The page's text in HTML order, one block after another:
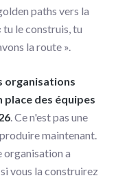
paths vers la
tu le construis, tu
la route ».
organisations
des équipes
. Ce n'est pas une
maintenant.
organisation a
vous la construirez